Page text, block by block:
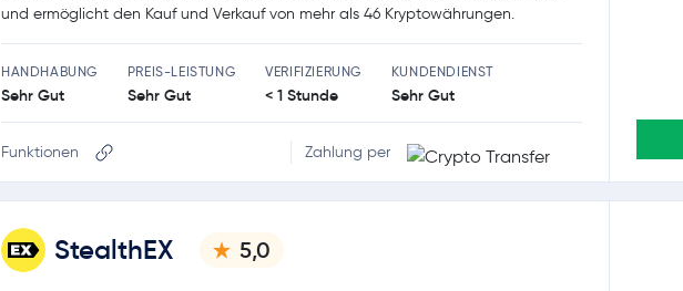
und ermöglicht den Kauf und Verkauf von mehr als 46 Kryptowährungen.
HANDHABUNG
Sehr Gut
PREIS-LEISTUNG
Sehr Gut
VERIFIZIERUNG
< 1 Stunde
KUNDENDIENST
Sehr Gut
Funktionen Zahlung per
StealthEX 5,0